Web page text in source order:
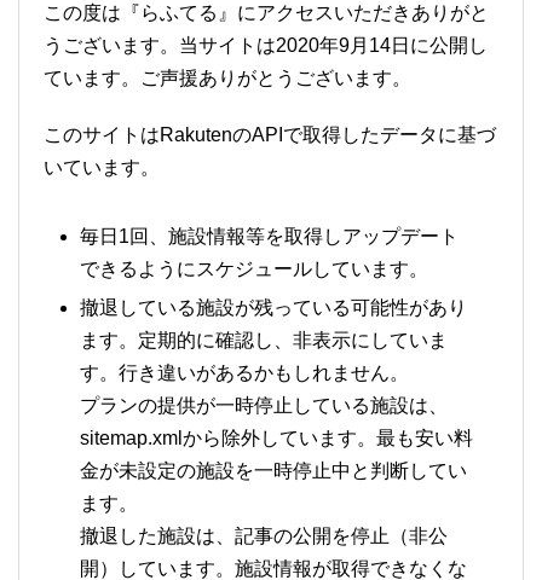
この度は『らふてる』にアクセスいただきありがと
うございます。当サイトは2020年9月14日に公開し
ています。ご声援ありがとうございます。
このサイトはRakutenのAPIで取得したデータに基づ
いています。
毎日1回、施設情報等を取得しアップデート
できるようにスケジュールしています。
撤退している施設が残っている可能性があり
ます。定期的に確認し、非表示にしていま
す。行き違いがあるかもしれません。
プランの提供が一時停止している施設は、
sitemap.xmlから除外しています。最も安い料
金が未設定の施設を一時停止中と判断してい
ます。
撤退した施設は、記事の公開を停止（非公
開）しています。施設情報が取得できなくな